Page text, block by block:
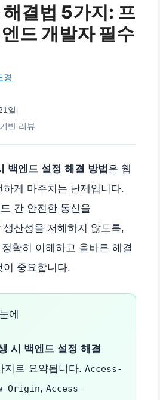
결법 5가지: 프
드 개발자 필수
경
일|
반 리뷰
백엔드 설정 해결 방법 은 웹
게 마주치는 난제입니다.
간 안전한 통신을
산성을 저해하지 않도록,
확히 이해하고 올바른 해결
이 중요합니다.
에
시 백엔드 설정 해결
지로 요약됩니다. Access-
Origin, Access-